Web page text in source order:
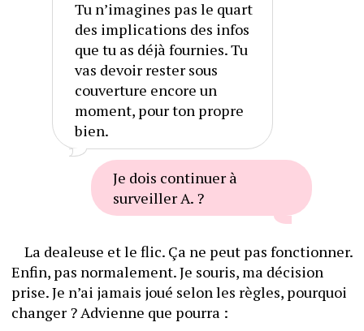
Tu n’imagines pas le quart
des implications des infos
que tu as déjà fournies. Tu
vas devoir rester sous
couverture encore un
moment, pour ton propre
bien.
Je dois continuer à
surveiller A. ?
	La dealeuse et le flic. Ça ne peut pas fonctionner.
Enfin, pas normalement. Je souris, ma décision
prise. Je n’ai jamais joué selon les règles, pourquoi
changer ? Advienne que pourra :